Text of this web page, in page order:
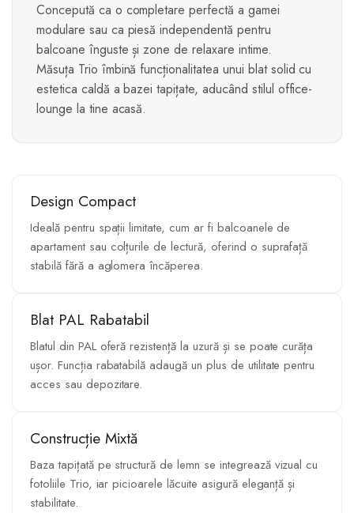
Concepută ca o completare perfectă a gamei
modulare sau ca piesă independentă pentru
balcoane înguste și zone de relaxare intime.
Măsuța Trio îmbină funcționalitatea unui blat solid cu
estetica caldă a bazei tapițate, aducând stilul office-
lounge la tine acasă.
Design Compact
Ideală pentru spații limitate, cum ar fi balcoanele de
apartament sau colțurile de lectură, oferind o suprafață
stabilă fără a aglomera încăperea.
Blat PAL Rabatabil
Blatul din PAL oferă rezistență la uzură și se poate curăța
ușor. Funcția rabatabilă adaugă un plus de utilitate pentru
acces sau depozitare.
Construcție Mixtă
Baza tapițată pe structură de lemn se integrează vizual cu
fotoliile Trio, iar picioarele lăcuite asigură eleganță și
stabilitate.